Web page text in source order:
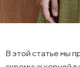
В этой статье мы